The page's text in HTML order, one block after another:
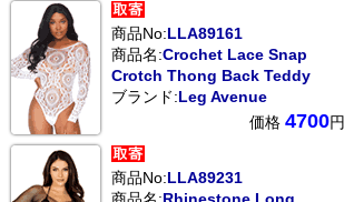
商品No:LLA89161
商品名:Crochet Lace Snap
Crotch Thong Back Teddy
ブランド:Leg Avenue
価格 4700円
商品No:LLA89231